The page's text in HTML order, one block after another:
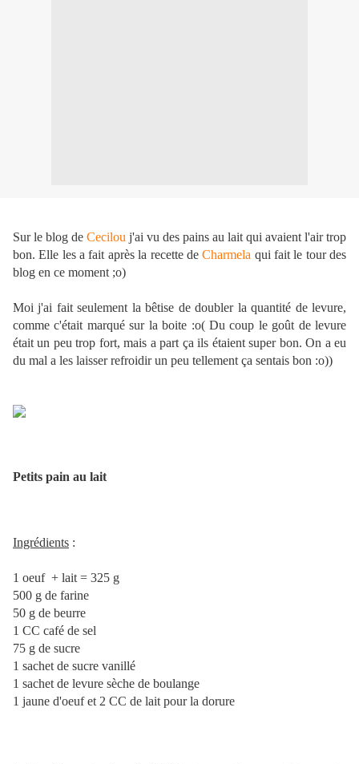
Sur le blog de Cecilou j'ai vu des pains au lait qui avaient l'air trop
bon. Elle les a fait après la recette deCharmela qui fait le tour des
blog en ce moment ;o)
Moi j'ai fait seulement la bêtise de doubler la quantité de levure,
comme c'était marqué sur la boite :o( Du coup le goût de levure
était un peu trop fort, mais a part ça ils étaient super bon. On a eu
du mal a les laisser refroidir un peu tellement ça sentais bon :o))
Petits pain au lait
Ingrédients :
1 oeuf + lait = 325 g
500 g de farine
50 g de beurre
1 CC café de sel
75 g de sucre
1 sachet de sucre vanillé
1 sachet de levure sèche de boulange
1 jaune d'oeuf et 2 CC de lait pour la dorure